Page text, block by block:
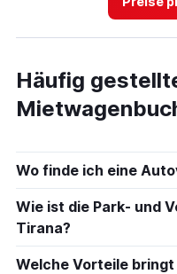
Häufig
Wo finde ich eine
Wie ist die Park- und
Tirana?
Welche Vorteile